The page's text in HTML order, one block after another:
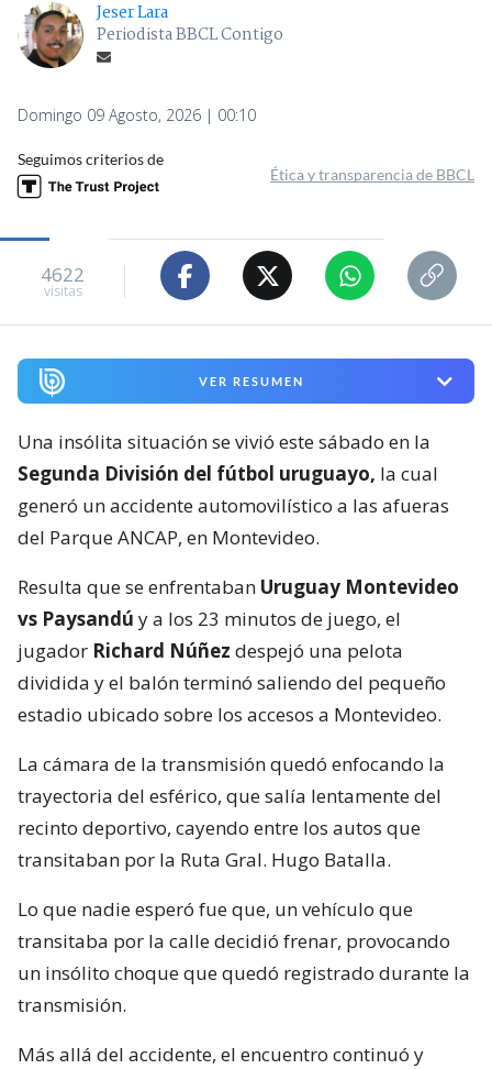
Jeser Lara
Periodista BBCL Contigo
Domingo 09 Agosto, 2026 | 00:10
Seguimos criterios de
Ética y transparencia de BBCL
4622
visitas
VER RESUMEN
Una insólita situación se vivió este sábado en la
Segunda División del fútbol uruguayo, la cual
generó un accidente automovilístico a las afueras
del Parque ANCAP, en Montevideo.
Resulta que se enfrentaban Uruguay Montevideo
vs Paysandú y a los 23 minutos de juego, el
jugador Richard Núñez despejó una pelota
dividida y el balón terminó saliendo del pequeño
estadio ubicado sobre los accesos a Montevideo.
La cámara de la transmisión quedó enfocando la
trayectoria del esférico, que salía lentamente del
recinto deportivo, cayendo entre los autos que
transitaban por la Ruta Gral. Hugo Batalla.
Lo que nadie esperó fue que, un vehículo que
transitaba por la calle decidió frenar, provocando
un insólito choque que quedó registrado durante la
transmisión.
Más allá del accidente, el encuentro continuó y